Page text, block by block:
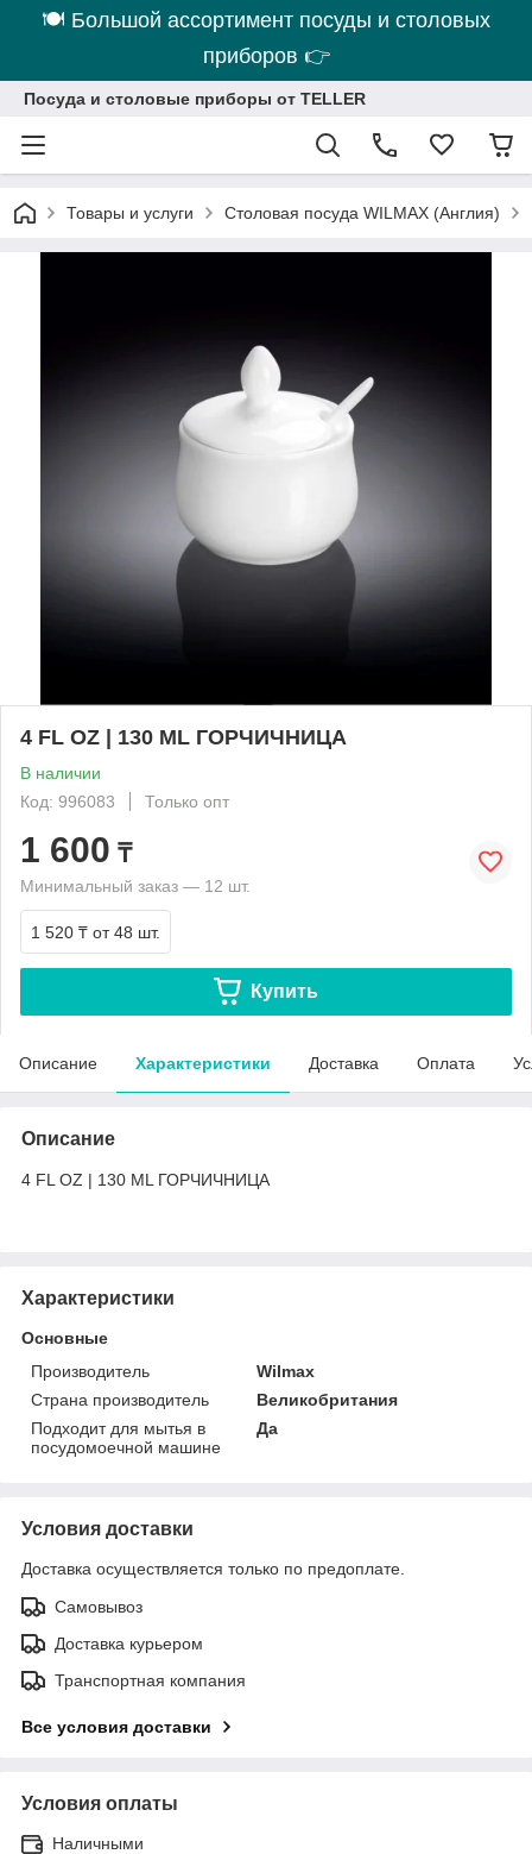
🍽 Большой ассортимент посуды и столовых
приборов 👉
Посуда и столовые приборы от TELLER
Товары и услуги Столовая посуда WILMAX (Англия)
4 FL OZ | 130 ML ГОРЧИЧНИЦА
В наличии
Код: 996083
Только опт
1 600 ₸
Минимальный заказ — 12 шт.
1 520 ₸ от 48 шт.
Купить
Описание Характеристики Доставка Оплата
Описание
4 FL OZ | 130 ML ГОРЧИЧНИЦА
Характеристики
Основные
Производитель
Wilmax
Страна производитель
Великобритания
Подходит для мытья в
посудомоечной машине
Да
Условия доставки
Доставка осуществляется только по предоплате.
Самовывоз
Доставка курьером
Транспортная компания
Все условия доставки
Условия оплаты
Наличными